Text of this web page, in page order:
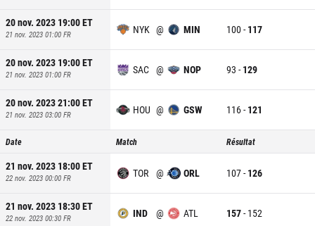
20 nov. 2023 19:00ET
21 nov. 2023 01:00 FR NYK @ MIN 100- 117
20 nov. 2023 19:00ET
21 nov. 2023 01:00 FR SAC @ NOP 93 - 129
20 nov. 2023 21:00ET
21 nov. 2023 03:00 FR HOU @ GSW 116- 121
Date Match Résultat
21 nov. 2023 18:00ET
22 nov. 2023 00:00 FR TOR @ ORL 107- 126
21 nov. 2023 18:30ET
22 nov. 2023 00:30 FR IND @ ATL 157- 152